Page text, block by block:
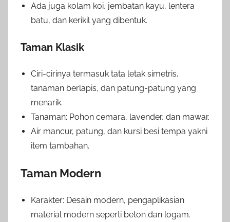
Ada juga kolam koi, jembatan kayu, lentera
batu, dan kerikil yang dibentuk.
Taman Klasik
Ciri-cirinya termasuk tata letak simetris,
tanaman berlapis, dan patung-patung yang
menarik.
Tanaman: Pohon cemara, lavender, dan mawar.
Air mancur, patung, dan kursi besi tempa yakni
item tambahan.
Taman Modern
Karakter: Desain modern, pengaplikasian
material modern seperti beton dan logam.